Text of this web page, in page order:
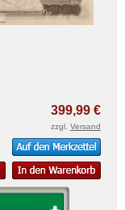
399,99 €
zzgl. Versand